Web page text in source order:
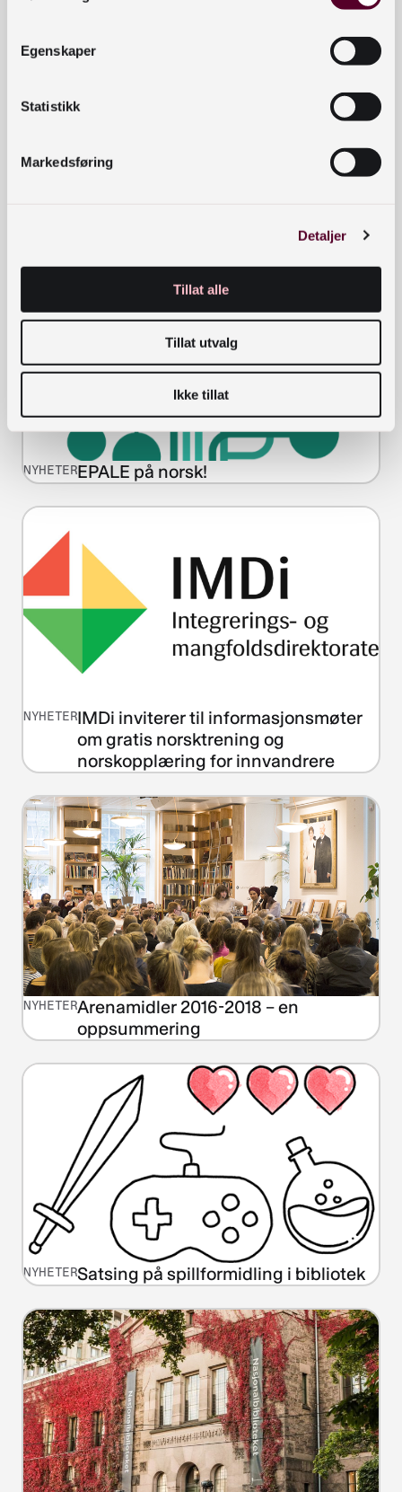
Egenskaper
Statistikk
Markedsføring
Detaljer
Tillat alle
Tillat utvalg
Ikke tillat
NYHETEREPALE på norsk!
NYHETERIMDi inviterer til informasjonsmøter
om gratis norsktrening og
norskopplæring for innvandrere
NYHETERArenamidler 2016-2018 – en
oppsummering
NYHETERSatsing på spillformidling i bibliotek